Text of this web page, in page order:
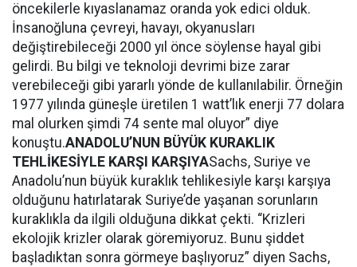
öncekilerle kıyaslanamaz oranda yok edici olduk.
İnsanoğluna çevreyi, havayı, okyanusları
değiştirebileceği 2000 yıl önce söylense hayal gibi
gelirdi. Bu bilgi ve teknoloji devrimi bize zarar
verebileceği gibi yararlı yönde de kullanılabilir. Örneğin
1977 yılında güneşle üretilen 1 watt’lık enerji 77 dolara
mal olurken şimdi 74 sente mal oluyor” diye
konuştu.ANADOLU’NUN BÜYÜK KURAKLIK
TEHLİKESİYLE KARŞI KARŞIYASachs, Suriye ve
Anadolu’nun büyük kuraklık tehlikesiyle karşı karşıya
olduğunu hatırlatarak Suriye’de yaşanan sorunların
kuraklıkla da ilgili olduğuna dikkat çekti. “Krizleri
ekolojik krizler olarak göremiyoruz. Bunu şiddet
başladıktan sonra görmeye başlıyoruz” diyen Sachs,